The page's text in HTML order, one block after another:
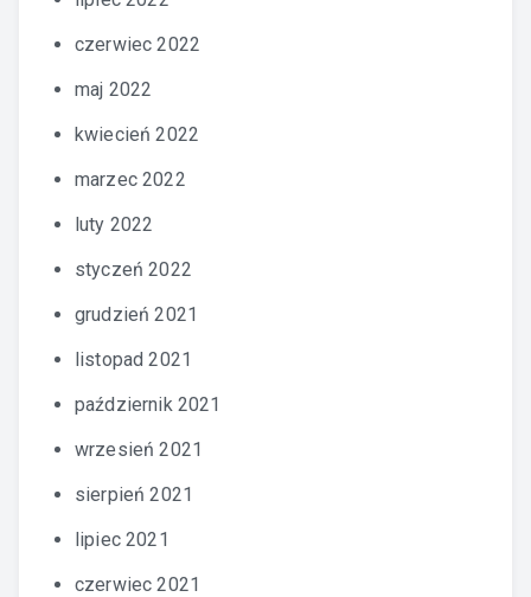
czerwiec 2022
maj 2022
kwiecień 2022
marzec 2022
luty 2022
styczeń 2022
grudzień 2021
listopad 2021
październik 2021
wrzesień 2021
sierpień 2021
lipiec 2021
czerwiec 2021